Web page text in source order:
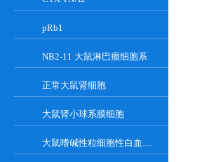
pRb1
NB2-11 大鼠淋巴瘤细胞系
正常大鼠肾细胞
大鼠肾小球系膜细胞
大鼠嗜碱性粒细胞性白血病细胞